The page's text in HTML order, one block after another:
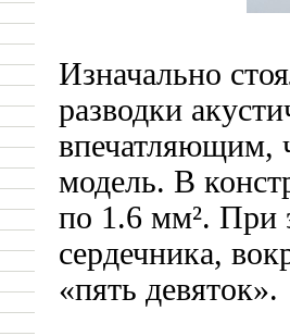
Изначально
разводки
впечатляющим,
модель. В
по 1.6 мм². При
сердечника,
«пять девяток».